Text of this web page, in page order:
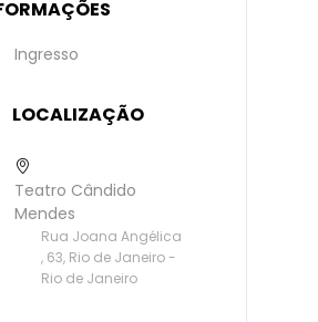
Ingresso
LOCALIZAÇÃO
Teatro Cândido
Mendes
Rua Joana Angélica
, 63, Rio de Janeiro -
Rio de Janeiro